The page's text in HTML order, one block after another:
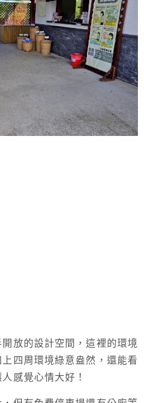
放的設計空間，這裡的環境
四周環境綠意盎然，還能看
感覺心情大好！